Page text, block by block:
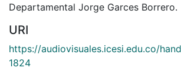
Departamental Jorge Garces Borrero.
URI
https://audiovisuales.icesi.edu.co/
1824